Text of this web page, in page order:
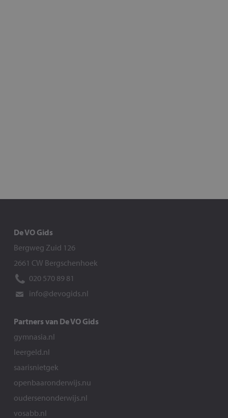
De VO Gids
Bergweg Zuid 126
2661 CW Bergschenhoek
020 570 89 81
info@devogids.nl
Partners van De VO Gids
gymnasia.nl
leergeld.nl
saarisnietgek
openbaaronderwijs.nu
oudersenonderwijs.nl
vosabb.nl